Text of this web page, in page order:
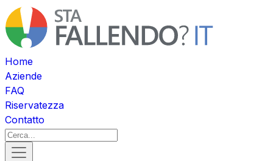
Home
Aziende
FAQ
Riservatezza
Contatto